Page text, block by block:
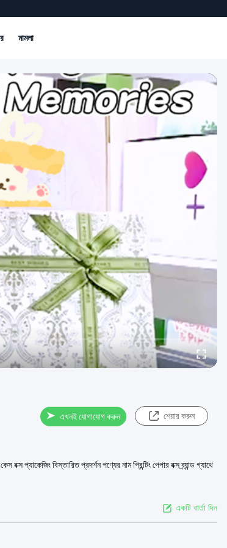
মামলা
এখনই যোগাযোগ করুন শেয়ার করুন
প্যাকেজিং বিস্তারিত প্রদর্শন পণ্যের নাম প্রিন্টিং পেপার বক্স ব্র্যান্ড গ্যাথে
একটি বার্তা দিন